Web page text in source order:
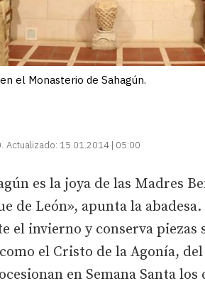
el Monasterio de Sahagún.
Actualizado: 15.01.2014 | 05:00
es la joya de las Madres
de León», apunta la
el invierno y conserva piezas
el Cristo de la Agonía,
en Semana Santa